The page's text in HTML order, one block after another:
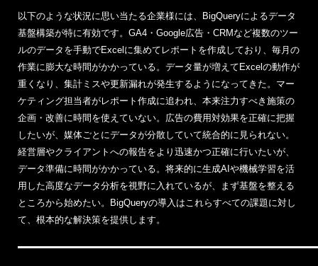
以下のような状況に思い当たる企業様には、BigQueryによるデータ
基盤構築が特に有効です。GA4・Google広告・CRMなど複数のツー
ルのデータを手動でExcelに集めてレポートを作成しており、毎月の
作業に膨大な時間がかかっている。データ量が増えてExcelの動作が
重くなり、集計ミスや更新漏れが発生するようになってきた。マー
ケティング担当者がレポート作成に追われ、本来注力すべき施策の
企画・改善に時間を使えていない。広告の費用対効果を正確に把握
したいが、媒体ごとにデータが分散していて統合的に見られない。
経営層やクライアントへの報告をより迅速かつ正確に行いたいが、
データ準備に時間がかかっている。将来的に生成AIや機械学習を活
用した高度なデータ分析を視野に入れているが、まず基盤を整える
ところから始めたい。BigQueryの導入はこれらすべての課題に対し
て、根本的な解決策を提供します。